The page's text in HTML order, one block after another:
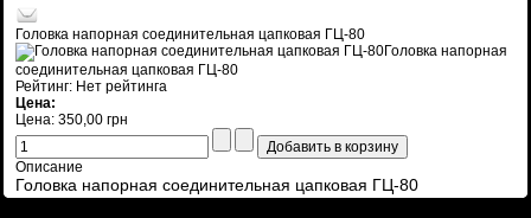
Головка напорная соединительная цапковая ГЦ-80
Головка напорная
соединительная цапковая ГЦ-80
Рейтинг: Нет рейтинга
Цена:
Цена: 350,00 грн
Описание
Головка напорная соединительная цапковая ГЦ-80